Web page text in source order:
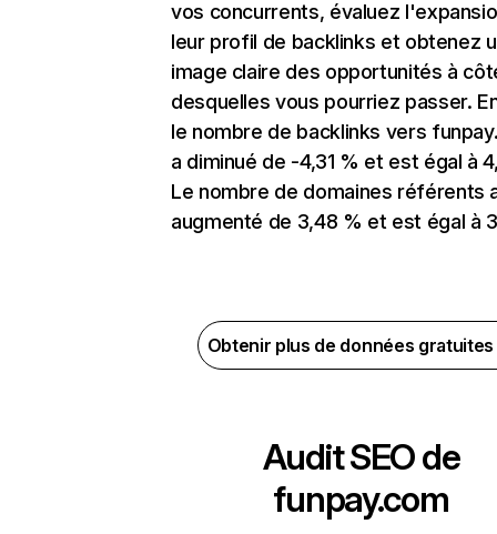
vos concurrents, évaluez
leur profil de backlinks et obtenez
image claire des opportunités à
desquelles vous pourriez passer.
le nombre de backlinks vers
a diminué de -4,31 % et est égal à
Le nombre de domaines référents
augmenté de 3,48 % et est égal à
Obtenir plus de données
Audit SEO de
funpay.com